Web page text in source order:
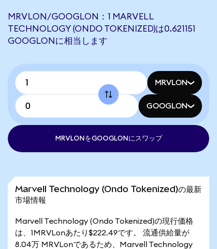
MRVLON/GOOGLON：1 MARVELL
TECHNOLOGY (ONDO TOKENIZED)は0.621151
GOOGLONに相当します
MRVLON
GOOGLON
MRVLONをGOOGLONにスワップ
Marvell Technology (Ondo Tokenized)の最新
市場情報
Marvell Technology (Ondo Tokenized)の現行価格
は、1MRVLonあたり$222.49です。 流通供給量が
8.04万 MRVLonであるため、Marvell Technology